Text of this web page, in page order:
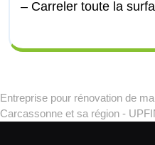
– Carreler toute la
Entreprise pour rénovation de
Carcassonne et sa région -